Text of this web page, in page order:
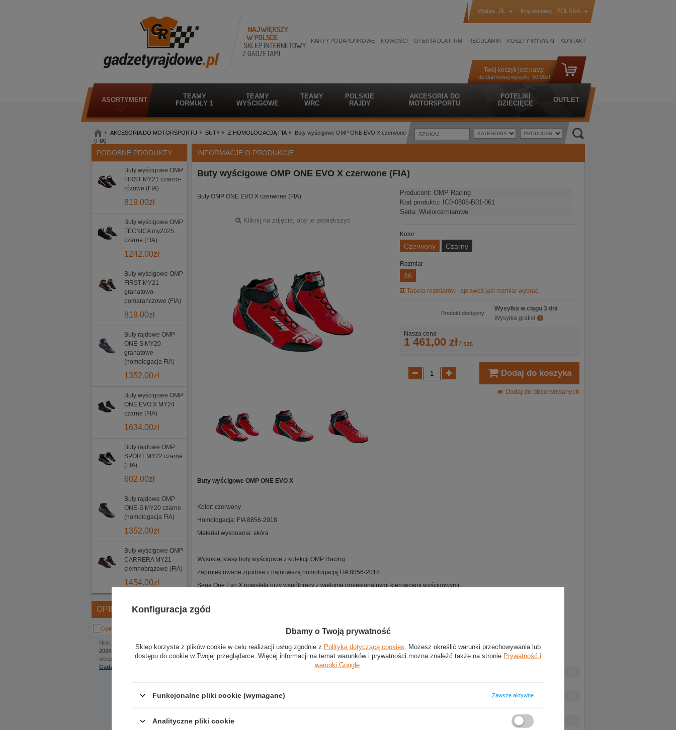
Waluta: ZŁ Kraj dostawy: POLSKA
KARTY PODARUNKOWE NOWOŚCI OFERTA DLA FIRM REGULAMIN KOSZTY WYSYŁKI KONTAKT
Twój koszyk jest pusty
do darmowej wysyłki: 50.00zł
ASORTYMENT
TEAMY
FORMUŁY 1
TEAMY
WYŚCIGOWE
TEAMY
WRC
POLSKIE
RAJDY
AKCESORIA DO
MOTORSPORTU
FOTELIKI
DZIECIĘCE
OUTLET
AKCESORIA DO MOTORSPORTU BUTY Z HOMOLOGACJĄ FIA
Buty wyścigowe OMP ONE EVO X czerwone
(FIA)
PODOBNE PRODUKTY
Buty wyścigowe OMP
FIRST MY21 czarno-
różowe (FIA)
819.00zł
Buty wyścigowe OMP
TECNICA my2025
czarne (FIA)
1242.00zł
Buty wyścigowe OMP
FIRST MY21
granatowo-
pomarańczowe (FIA)
819.00zł
Buty rajdowe OMP
ONE-S MY20
granatowe
(homologacja FIA)
1352.00zł
Buty wyścigowe OMP
ONE EVO X MY24
czarne (FIA)
1634.00zł
Buty rajdowe OMP
SPORT MY22 czarne
(FIA)
602.00zł
Buty rajdowe OMP
ONE-S MY20 czarne
(homologacja FIA)
1352.00zł
Buty wyścigowe OMP
CARRERA MY21
ciemnobrązowe (FIA)
1454.00zł
OPINIE
Nick:
2026 | 22:22
sklep internetowy:
Gadzetyrajdowe.pl
pomocna obsługa.
rozwiązanie, które
okazało się kluczowe.
INFORMACJE O PRODUKCIE
Buty wyścigowe OMP ONE EVO X czerwone (FIA)
Buty OMP ONE EVO X czerwone (FIA)
Kliknij na zdjęcie, aby je powiększyć
Producent: OMP Racing
Kod produktu: IC0-0806-B01-061
Seria: Wielorozmiarowe
Kolor
Czerwony Czarny
Rozmiar
36
Tabela rozmiarów - sprawdź jaki rozmiar wybrać.
Produkt dostępny
Wysyłka w ciągu 3 dni
Wysyłka gratis!
Nasza cena
1 461,00 zł/ szt.
Dodaj do koszyka
Dodaj do obserwowanych
Buty wyścigowe OMP ONE EVO X
Kolor: czerwony
Homologacja: FIA 8856-2018
Materiał wykonania: skóra
Wysokiej klasy buty wyścigowe z kolekcji OMP Racing
Zaprojektowane zgodnie z najnowszą homologacją FIA 8856-2018
Seria One Evo X powstała przy współpracy z wieloma profesjonalnymi kierowcami wyścigowymi
Cienkie sznurowadła i zapięcie na rzep pozwalają na optymalne dopasowanie butów
Stan:
Nowy
Konfiguracja zgód
Dbamy o Twoją prywatność
Sklep korzysta z plików cookie w celu realizacji usług zgodnie z Polityką dotyczącą cookies . Możesz określić warunki przechowywania lub
dostępu do cookie w Twojej przeglądarce. Więcej informacji na temat warunków i prywatności można znaleźć także na stronie Prywatność i
warunki Google.
Funkcjonalne pliki cookie (wymagane) Zawsze aktywne
Analityczne pliki cookie